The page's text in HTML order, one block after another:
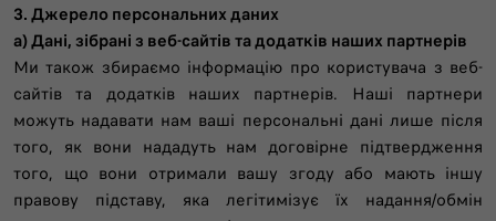
3. Джерело персональних даних
a) Дані, зібрані з веб-сайтів та додатків наших партнерів
Ми також збираємо інформацію про користувача з веб-
сайтів та додатків наших партнерів. Наші партнери
можуть надавати нам ваші персональні дані лише після
того, як вони нададуть нам договірне підтвердження
того, що вони отримали вашу згоду або мають іншу
правову підставу, яка легітимізує їх надання/обмін